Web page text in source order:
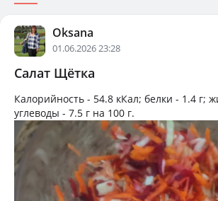
Oksana
01.06.2026 23:28
Салат Щётка
Калорийность - 54.8 кКал; белки - 1.4 г;
углеводы - 7.5 г на 100 г.